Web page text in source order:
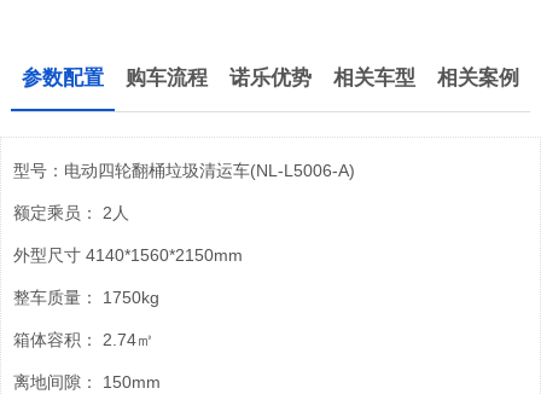
参数配置 购车流程 诺乐优势 相关车型 相关案例
型号：电动四轮翻桶垃圾清运车(NL-L5006-A)
额定乘员： 2人
外型尺寸 4140*1560*2150mm
整车质量： 1750kg
箱体容积： 2.74㎥
离地间隙： 150mm